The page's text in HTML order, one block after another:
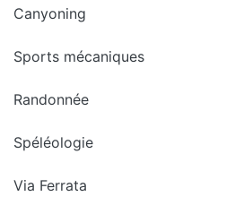
Canyoning
Sports mécaniques
Randonnée
Spéléologie
Via Ferrata